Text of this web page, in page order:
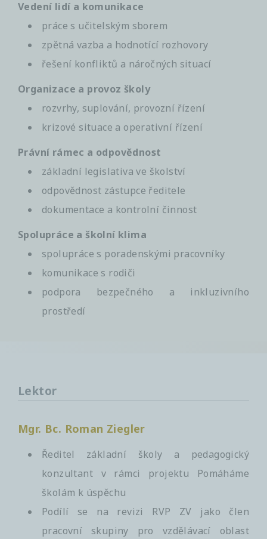
Vedení lidí a komunikace
práce s učitelským sborem
zpětná vazba a hodnotící rozhovory
řešení konfliktů a náročných situací
Organizace a provoz školy
rozvrhy, suplování, provozní řízení
krizové situace a operativní řízení
Právní rámec a odpovědnost
základní legislativa ve školství
odpovědnost zástupce ředitele
dokumentace a kontrolní činnost
Spolupráce a školní klima
spolupráce s poradenskými pracovníky
komunikace s rodiči
podpora bezpečného a inkluzivního
prostředí
Lektor
Mgr. Bc. Roman Ziegler
Ředitel základní školy a pedagogický
konzultant v rámci projektu Pomáháme
školám k úspěchu
Podílí se na revizi RVP ZV jako člen
pracovní skupiny pro vzdělávací oblast